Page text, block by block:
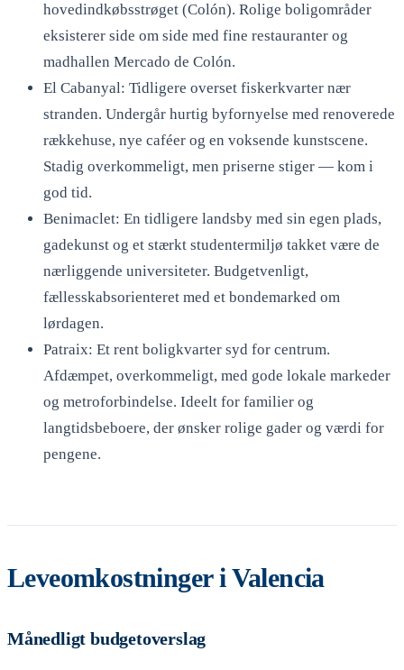
hovedindkøbsstrøget (Colón). Rolige boligområder
eksisterer side om side med fine restauranter og
madhallen Mercado de Colón.
El Cabanyal: Tidligere overset fiskerkvarter nær
stranden. Undergår hurtig byfornyelse med renoverede
rækkehuse, nye caféer og en voksende kunstscene.
Stadig overkommeligt, men priserne stiger — kom i
god tid.
Benimaclet: En tidligere landsby med sin egen plads,
gadekunst og et stærkt studentermiljø takket være de
nærliggende universiteter. Budgetvenligt,
fællesskabsorienteret med et bondemarked om
lørdagen.
Patraix: Et rent boligkvarter syd for centrum.
Afdæmpet, overkommeligt, med gode lokale markeder
og metroforbindelse. Ideelt for familier og
langtidsbeboere, der ønsker rolige gader og værdi for
pengene.
Leveomkostninger i Valencia
Månedligt budgetoverslag